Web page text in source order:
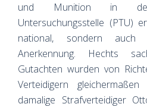
und Munition in der
Untersuchungsstelle (PTU)
national, sondern auch
Anerkennung. Hechts
Gutachten wurden von
Verteidigern
damalige Strafverteidiger